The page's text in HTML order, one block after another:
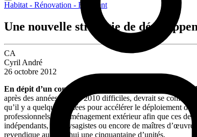
Habitat - Rénovation - Bâtiment
Une nouvelle stratégie de
CA
Cyril André
26 octobre 2012
En dépit d’un contexte économique difficile, le marché
après des années 2008 à 2010 difficiles, devrait se
qu’il y a quelques années pour accélérer le déploiement de
professionnels de l’aménagement extérieur afin que ces
indépendants, de paysagistes ou encore de maîtres d’œuvre.
revendique aujourd’hui une cinquantaine d’unités.